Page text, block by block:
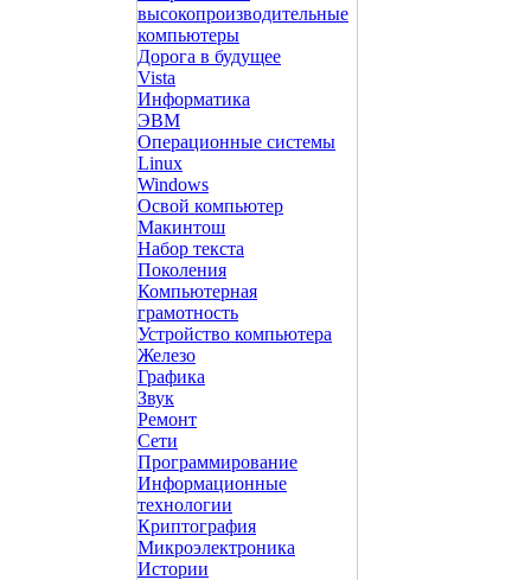
высокопроизводительные
компьютеры
Дорога в будущее
Vista
Инфоpматика
ЭВМ
Операционные системы
Linux
Windows
Освой компьютер
Макинтош
Набор текста
Поколения
Компьютерная
грамотность
Устройство компьютера
Железо
Графика
Звук
Ремонт
Сети
Программирование
Информационные
технологии
Криптография
Микроэлектроника
Истории